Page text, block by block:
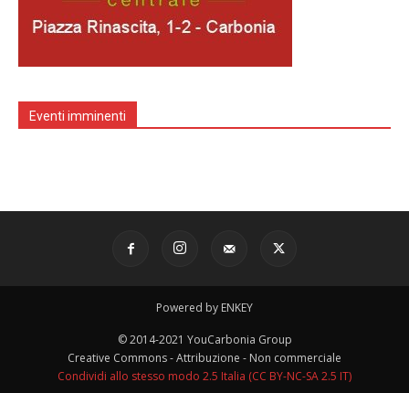
Eventi imminenti
Powered by ENKEY
© 2014-2021 YouCarbonia Group
Creative Commons - Attribuzione - Non commerciale
Condividi allo stesso modo 2.5 Italia (CC BY-NC-SA 2.5 IT)